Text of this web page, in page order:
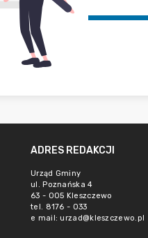
ADRES REDAKCJI
Urząd Gminy
ul. Poznańska 4
63 - 005 Kleszczewo
tel. 8176 - 033
e mail: urzad@kleszczewo.pl